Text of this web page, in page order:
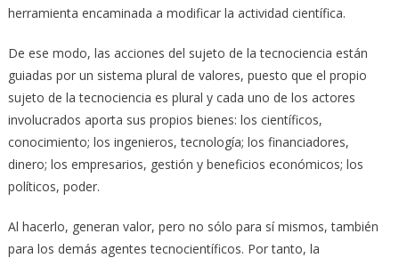
herramienta encaminada a modificar la actividad científica.
De ese modo, las acciones del sujeto de la tecnociencia están
guiadas por un sistema plural de valores, puesto que el propio
sujeto de la tecnociencia es plural y cada uno de los actores
involucrados aporta sus propios bienes: los científicos,
conocimiento; los ingenieros, tecnología; los financiadores,
dinero; los empresarios, gestión y beneficios económicos; los
políticos, poder.
Al hacerlo, generan valor, pero no sólo para sí mismos, también
para los demás agentes tecnocientíficos. Por tanto, la